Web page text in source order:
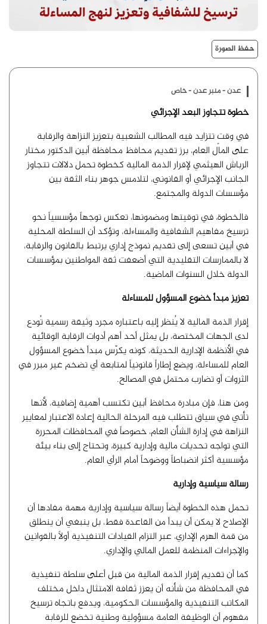
حفظ الصورة
عدن - منبر عدن - خاص
خطوة تتجاوز البعد الإجرائي
في وقتٍ تتزايد فيه المطالب الشعبية بتعزيز النزاهة والرقابة
على المال العام، برز تقديم محافظ محافظة أبين الدكتور مختار
الرباش الهيثمي لإقرار الذمة المالية كخطوة تحمل دلالات تتجاوز
الجانب الإجرائي أو القانوني، لتلامس جوهر بناء الثقة بين
مؤسسات الدولة والمجتمع.
فالخطوة، في توقيتها ومضمونها، تعكس توجهاً مؤسسياً نحو
ترسيخ مفاهيم الشفافية والمساءلة، وتؤكد أن السلطة المحلية
في أبين تسعى إلى تقديم نموذج إداري يرتبط بالقانون والرقابة،
لا بالممارسات التقليدية التي أضعفت ثقة المواطنين بمؤسسات
الدولة خلال السنوات الماضية.
تعزيز مبدأ خضوع المسؤول للمساءلة
إقرار الذمة المالية لا يُنظر إليه باعتباره مجرد وثيقة رسمية تُودع
لدى الجهات المختصة، بل يمثل أحد أهم أدوات الرقابة الوقائية
في الأنظمة الإدارية الحديثة، كونه يكرّس مبدأ خضوع المسؤول
العام للمساءلة، ويضع إطاراً قانونياً لمتابعة أي تضخم غير مبرر في
الثروات أو تضارب محتمل في المصالح.
ومن هنا، فإن مبادرة محافظ أبين تكتسب أهمية إضافية، لأنها
تأتي في سياق تتطلب فيه المرحلة الحالية إعادة الاعتبار لمعايير
النزاهة في إدارة الشأن العام، خصوصاً في المحافظات المحررة
التي تواجه تحديات مالية وإدارية كبيرة، وتحتاج إلى بناء بيئة
مؤسسية أكثر انضباطاً ووضوحاً أمام الرأي العام.
رسالة سياسية وإدارية
تحمل هذه الخطوة أيضاً رسالة سياسية وإدارية مهمة مفادها أن
الإصلاح لا يمكن أن يبدأ من القاعدة فقط، بل ينبغي أن ينطلق
من قمة الهرم الإداري، عبر التزام القيادات التنفيذية أولاً بالقوانين
والإجراءات المنظمة للعمل المالي والإداري.
كما أن تقديم إقرار الذمة المالية من قبل أعلى سلطة تنفيذية
في المحافظة من شأنه أن يعزز ثقافة الامتثال داخل مختلف
المكاتب التنفيذية والمؤسسات الحكومية، ويدفع باتجاه ترسيخ
مفهوم أن الوظيفة العامة مسؤولية وطنية تخضع للرقابة